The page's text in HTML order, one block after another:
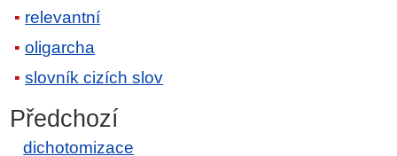
relevantní
oligarcha
slovník cizích slov
Předchozí
dichotomizace